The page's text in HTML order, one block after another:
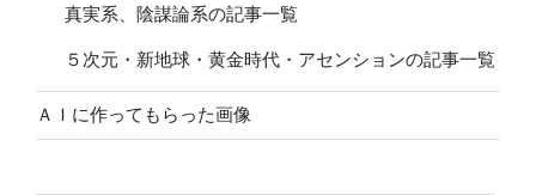
真実系、陰謀論系の記事一覧
５次元・新地球・黄金時代・アセンションの記事一覧
ＡＩに作ってもらった画像